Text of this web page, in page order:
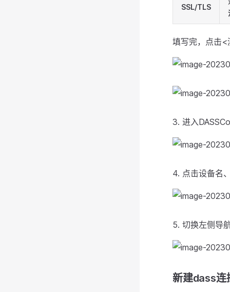
SSL/TLS
填写完，点击
3. 进入
4. 点击设备名
5. 切换左侧导
新建dass连